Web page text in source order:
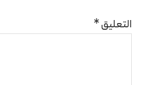
التعليق*